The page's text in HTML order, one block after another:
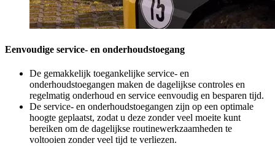
Eenvoudige service- en onderhoudstoegang
De gemakkelijk toegankelijke service- en
onderhoudstoegangen maken de dagelijkse controles en
regelmatig onderhoud en service eenvoudig en besparen tijd.
De service- en onderhoudstoegangen zijn op een optimale
hoogte geplaatst, zodat u deze zonder veel moeite kunt
bereiken om de dagelijkse routinewerkzaamheden te
voltooien zonder veel tijd te verliezen.